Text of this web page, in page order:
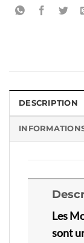
DESCRIPTION
Les
sont